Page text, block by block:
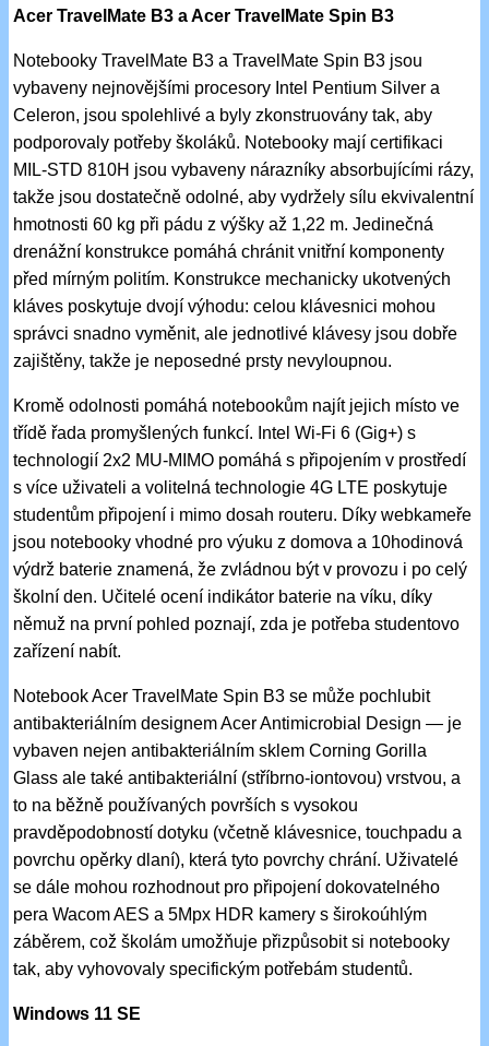
Acer TravelMate B3 a Acer TravelMate Spin B3
Notebooky TravelMate B3 a TravelMate Spin B3 jsou
vybaveny nejnovějšími procesory Intel Pentium Silver a
Celeron, jsou spolehlivé a byly zkonstruovány tak, aby
podporovaly potřeby školáků. Notebooky mají certifikaci
MIL-STD 810H jsou vybaveny nárazníky absorbujícími rázy,
takže jsou dostatečně odolné, aby vydržely sílu ekvivalentní
hmotnosti 60 kg při pádu z výšky až 1,22 m. Jedinečná
drenážní konstrukce pomáhá chránit vnitřní komponenty
před mírným politím. Konstrukce mechanicky ukotvených
kláves poskytuje dvojí výhodu: celou klávesnici mohou
správci snadno vyměnit, ale jednotlivé klávesy jsou dobře
zajištěny, takže je neposedné prsty nevyloupnou.
Kromě odolnosti pomáhá notebookům najít jejich místo ve
třídě řada promyšlených funkcí. Intel Wi-Fi 6 (Gig+) s
technologií 2x2 MU-MIMO pomáhá s připojením v prostředí
s více uživateli a volitelná technologie 4G LTE poskytuje
studentům připojení i mimo dosah routeru. Díky webkameře
jsou notebooky vhodné pro výuku z domova a 10hodinová
výdrž baterie znamená, že zvládnou být v provozu i po celý
školní den. Učitelé ocení indikátor baterie na víku, díky
němuž na první pohled poznají, zda je potřeba studentovo
zařízení nabít.
Notebook Acer TravelMate Spin B3 se může pochlubit
antibakteriálním designem Acer Antimicrobial Design — je
vybaven nejen antibakteriálním sklem Corning Gorilla
Glass ale také antibakteriální (stříbrno-iontovou) vrstvou, a
to na běžně používaných površích s vysokou
pravděpodobností dotyku (včetně klávesnice, touchpadu a
povrchu opěrky dlaní), která tyto povrchy chrání. Uživatelé
se dále mohou rozhodnout pro připojení dokovatelného
pera Wacom AES a 5Mpx HDR kamery s širokoúhlým
záběrem, což školám umožňuje přizpůsobit si notebooky
tak, aby vyhovovaly specifickým potřebám studentů.
Windows 11 SE